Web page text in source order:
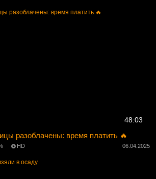
48:03
разоблачены: время платить 🔥
HD 06.04.2025